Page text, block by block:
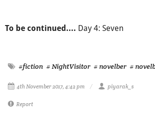
To be continued.... Day 4: Seven
#fiction # NightVisitor # novelber #
4th November 2017, 4:42 pm piyarak_s
Report